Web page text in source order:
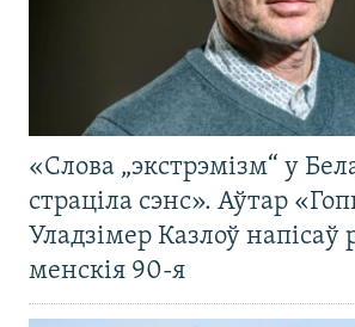
«Слова „экстрэмізм“ у
страціла сэнс». Аўтар
Уладзімер Казлоў напісаў
менскія 90-я